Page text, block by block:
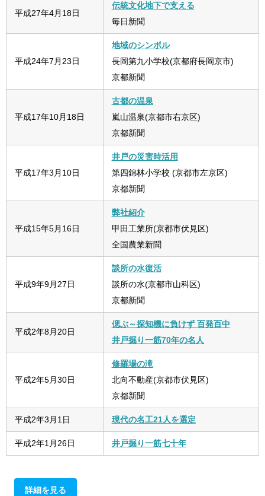
平成27年4月18日
伝統文化地下で支える
毎日新聞
平成24年7月23日
地域のシンボル
長岡第九小学校(京都府長岡京市)
京都新聞
平成17年10月18日
古都の温泉
嵐山温泉(京都市右京区)
京都新聞
平成17年3月10日
井戸の災害時活用
第四錦林小学校 (京都市左京区)
京都新聞
平成15年5月16日
弊社紹介
甲田工業所(京都市伏見区)
全国農業新聞
平成9年9月27日
談所の水復活
談所の水(京都市山科区)
京都新聞
平成2年8月20日
偲ぶ～探知機に負けず 百発百中
井戸掘り一筋70年の名人
平成2年5月30日
修羅場の滝
北向不動産(京都市伏見区)
京都新聞
平成2年3月1日 現代の名工21人を選定
平成2年1月26日 井戸掘り一筋七十年
詳細を見る